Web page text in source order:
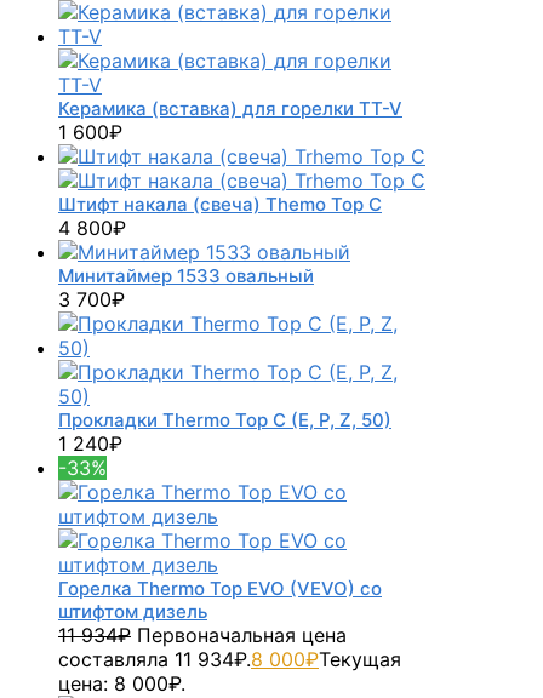
Керамика (вставка) для горелки TT-V
1 600₽
Штифт накала (свеча) Themo Top C
4 800₽
Минитаймер 1533 овальный
3 700₽
Прокладки Thermo Top C (E, P, Z, 50)
1 240₽
-33%
Горелка Thermo Top EVO (VEVO) со
штифтом дизель
11 934₽ Первоначальная цена
составляла 11 934₽.8 000₽Текущая
цена: 8 000₽.